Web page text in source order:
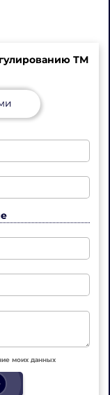
ТМ
моих данных